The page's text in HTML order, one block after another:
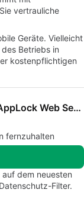
vertrauliche
Geräte. Vielleicht
Betriebs in
kostenpflichtigen
Kaspersky Mobile Antivirus: AppLock Web Security
fernzuhalten
dem neuesten
Filter.